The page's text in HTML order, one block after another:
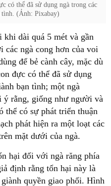
có thể đã sử dụng ngà trong các
tình. (Ảnh: Pixabay)
khi dài quá 5 mét và gần
các ngà cong hơn của voi
để bẻ cành cây, mặc dù
đực có thể đã sử dụng
bạn tình; một ngà
ý rằng, giống như người và
thể có sự phát triển thuận
phát hiện ra một loạt các
mặt dưới của ngà.
hại đối với ngà răng phía
định rằng tổn hại này là
quyền giao phối. Hình